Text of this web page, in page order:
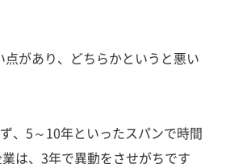
があり、どちらかというと悪い
、5～10年といったスパンで時間
は、3年で異動をさせがちです